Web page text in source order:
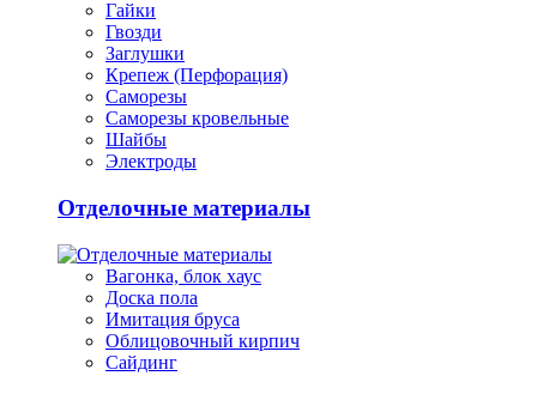
Гайки
Гвозди
Заглушки
Крепеж (Перфорация)
Саморезы
Саморезы кровельные
Шайбы
Электроды
Отделочные материалы
Вагонка, блок хаус
Доска пола
Имитация бруса
Облицовочный кирпич
Сайдинг